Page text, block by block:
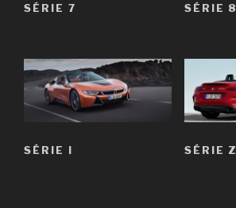
SÉRIE 7 SÉRIE 8
SÉRIE I SÉRIE Z